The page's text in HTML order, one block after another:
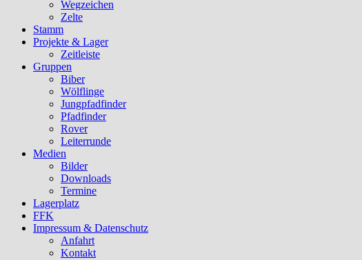
Wegzeichen
Zelte
Stamm
Projekte & Lager
Zeitleiste
Gruppen
Biber
Wölflinge
Jungpfadfinder
Pfadfinder
Rover
Leiterrunde
Medien
Bilder
Downloads
Termine
Lagerplatz
FFK
Impressum & Datenschutz
Anfahrt
Kontakt